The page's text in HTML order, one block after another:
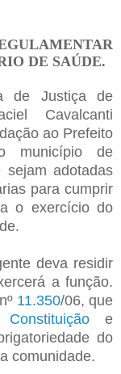
DE SAÚDE.
de Justiça de
Cavalcanti
ao Prefeito
município de
adotadas
para cumprir
o exercício do
deva residir
a função.
11.350/06, que
Constituição e
do
comunidade.